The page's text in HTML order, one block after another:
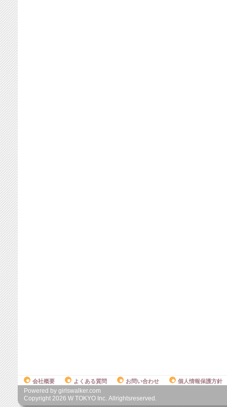
会社概要 よくある質問 お問い合わせ 個人情報保護方針
Powered by girlswalker.com
Copyright 2026 W TOKYO Inc. Allrightsreserved.